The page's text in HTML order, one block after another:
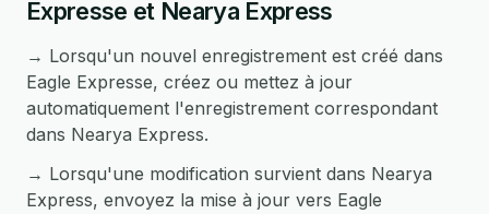
Expresse et Nearya Express
→ Lorsqu'un nouvel enregistrement est créé dans
Eagle Expresse, créez ou mettez à jour
automatiquement l'enregistrement correspondant
dans Nearya Express.
→ Lorsqu'une modification survient dans Nearya
Express, envoyez la mise à jour vers Eagle